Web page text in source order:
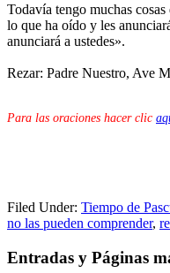
Todavía tengo muchas
lo que ha oído y les
anunciará a ustedes».
Rezar: Padre Nuestro, Ave
Para las oraciones hacer clic
Filed Under: Tiempo de
no las pueden comprender,
Entradas y Páginas